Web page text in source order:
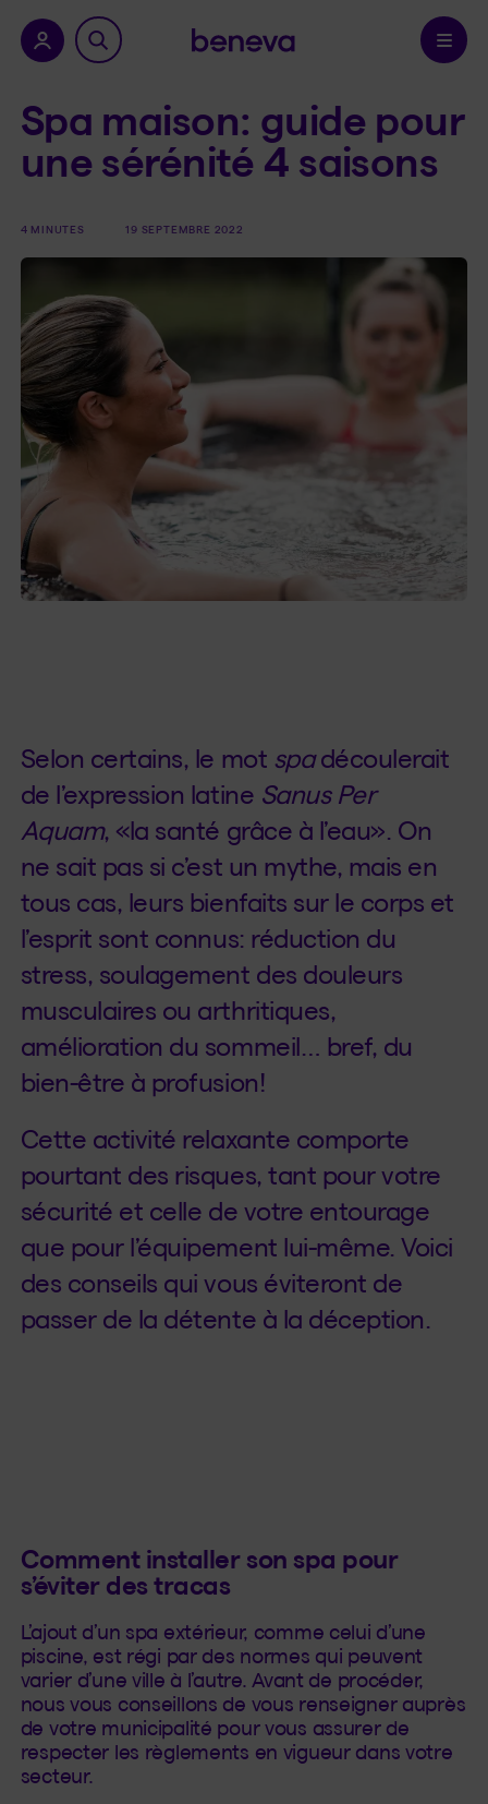
province.Confirmer
Spa maison: guide pour
une sérénité 4 saisons
4 MINUTES 19 SEPTEMBRE 2022
Selon certains, le mot spadécoulerait
de l’expression latine Sanus Per
Aquam, «la santé grâce à l’eau». On
ne sait pas si c’est un mythe, mais en
tous cas, leurs bienfaits sur le corps et
l’esprit sont connus: réduction du
stress, soulagement des douleurs
musculaires ou arthritiques,
amélioration du sommeil… bref, du
bien-être à profusion!
Cette activité relaxante comporte
pourtant des risques, tant pour votre
sécurité et celle de votre entourage
que pour l’équipement lui-même. Voici
des conseils qui vous éviteront de
passer de la détente à la déception.
Comment installer son spa pour
s’éviter des tracas
L’ajout d’un spa extérieur, comme celui d’une
piscine, est régi par des normes qui peuvent
varier d’une ville à l’autre. Avant de procéder,
nous vous conseillons de vous renseigner auprès
de votre municipalité pour vous assurer de
respecter les règlements en vigueur dans votre
secteur.